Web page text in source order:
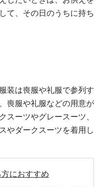
て、その日のうちに持ち
装は喪服や礼服で参列す
喪服や礼服などの用意が
スーツやグレースーツ、
やダークスーツを着用し
におすすめ